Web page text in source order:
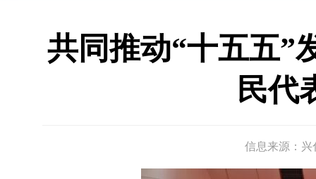
共同推动“十五五”
民代
信息来源：兴